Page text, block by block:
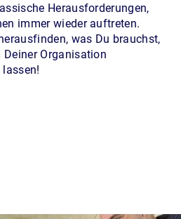
Herausforderungen,
immer wieder auftreten.
was Du brauchst,
Organisation